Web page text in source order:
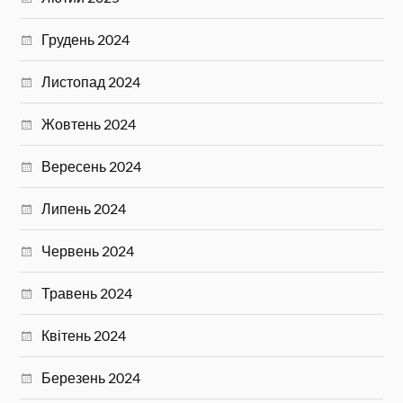
Грудень 2024
Листопад 2024
Жовтень 2024
Вересень 2024
Липень 2024
Червень 2024
Травень 2024
Квітень 2024
Березень 2024